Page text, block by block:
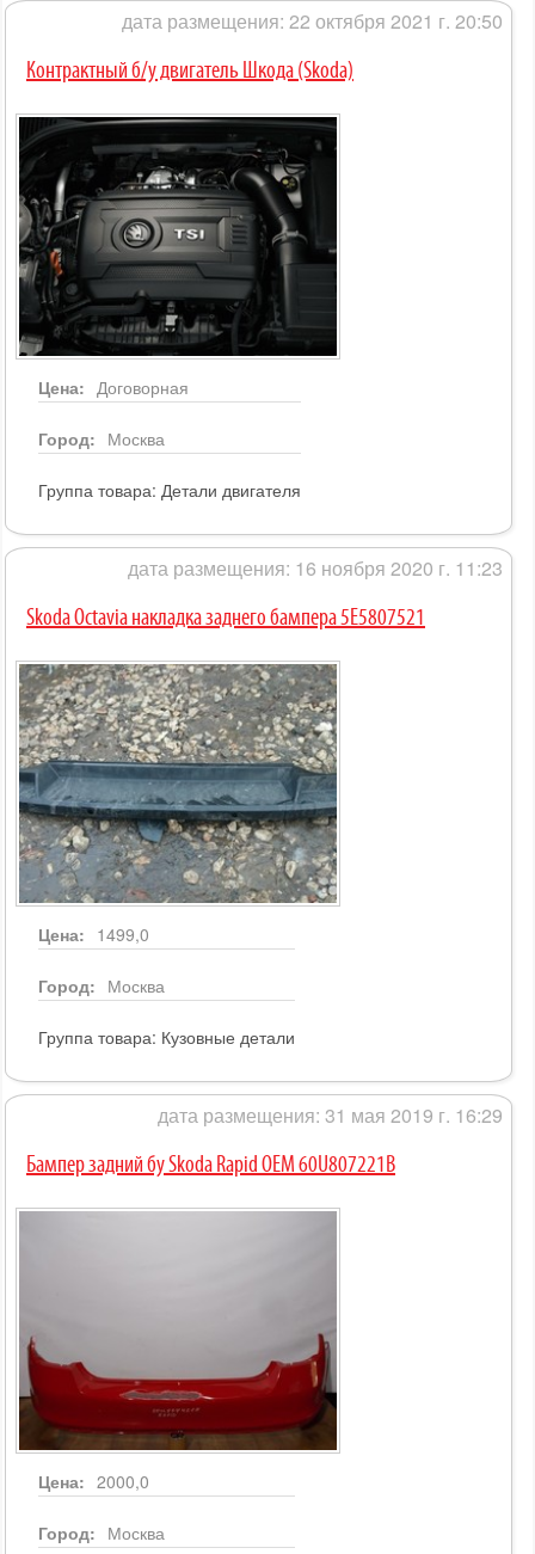
дата размещения: 22 октября 2021 г. 20:50
Контрактный б/у двигатель Шкода (Skoda)
Цена: Договорная
Город: Москва
Группа товара: Детали двигателя
дата размещения: 16 ноября 2020 г. 11:23
Skoda Octavia накладка заднего бампера 5E5807521
Цена: 1499,0
Город: Москва
Группа товара: Кузовные детали
дата размещения: 31 мая 2019 г. 16:29
Бампер задний бу Skoda Rapid OEM 60U807221B
Цена: 2000,0
Город: Москва